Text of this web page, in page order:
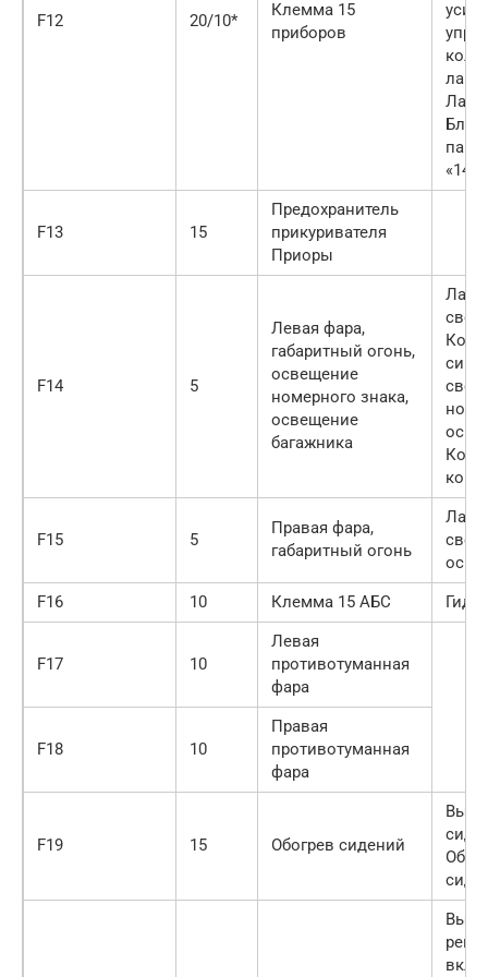
F12 20/10*
Клемма 15
приборов
Блок
«14».
F13 15
Предохранитель
прикуривателя
Приоры
F14 5
Левая фара,
габаритный огонь,
освещение
номерного знака,
освещение
багажника
F15 5
Правая фара,
габаритный огонь
F16
10 Клемма 15 АБС
F17 10
Левая
противотуманная
фара
F18 10
Правая
противотуманная
фара
F19 15 Обогрев сидений